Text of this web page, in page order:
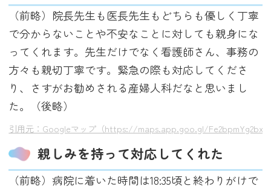
（前略）院長先生も医長先生もどちらも優しく丁寧
で分からないことや不安なことに対しても親身にな
ってくれます。先生だけでなく看護師さん、事務の
方々も親切丁寧です。緊急の際も対応してくださ
り、さすがお勧めされる産婦人科だなと思いまし
た。（後略）
引用元：Googleマップ（https://maps.app.goo.gl/
親しみを持って対応してくれた
（前略）病院に着いた時間は18:35頃と終わりがけで